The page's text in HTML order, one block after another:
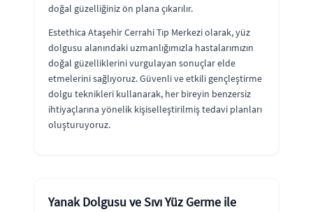
doğal güzelliğiniz ön plana çıkarılır.
Estethica Ataşehir Cerrahi Tıp Merkezi olarak, yüz
dolgusu alanındaki uzmanlığımızla hastalarımızın
doğal güzelliklerini vurgulayan sonuçlar elde
etmelerini sağlıyoruz. Güvenli ve etkili gençleştirme
dolgu teknikleri kullanarak, her bireyin benzersiz
ihtiyaçlarına yönelik kişiselleştirilmiş tedavi planları
oluşturuyoruz.
Yanak Dolgusu ve Sıvı Yüz Germe ile